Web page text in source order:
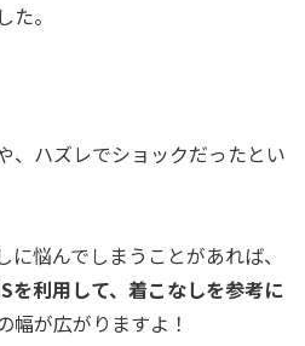
。
、ハズレでショックだったとい
悩んでしまうことがあれば、
を利用して、着こなしを参考に
幅が広がりますよ！